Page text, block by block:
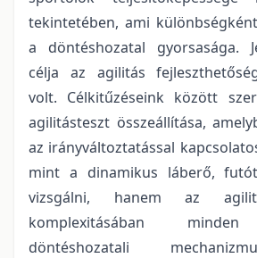
tekintetében, ami
a döntéshozatal gyorsasága.
célja az agilitás
volt. Célkitűzéseink között
agilitásteszt összeállítása,
az irányváltoztatással
mint a dinamikus láberő,
vizsgálni, hanem az
komplexitásában minden
döntéshozatali